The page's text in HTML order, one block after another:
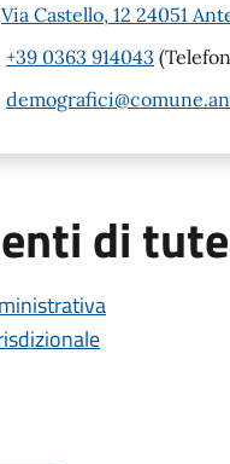
Via Castello, 12 24051
+39 0363 914043
di